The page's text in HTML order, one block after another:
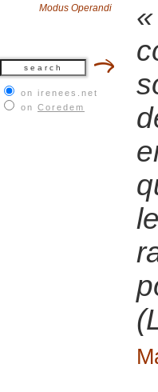
Modus Operandi
on irenees.net
on Coredem